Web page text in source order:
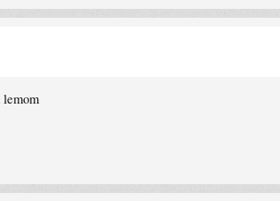
lemom